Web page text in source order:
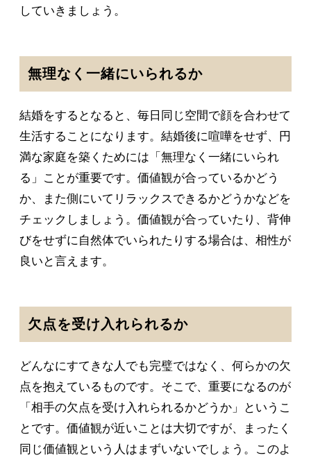
していきましょう。
無理なく一緒にいられるか
結婚をするとなると、毎日同じ空間で顔を合わせて
生活することになります。結婚後に喧嘩をせず、円
満な家庭を築くためには「無理なく一緒にいられ
る」ことが重要です。価値観が合っているかどう
か、また側にいてリラックスできるかどうかなどを
チェックしましょう。価値観が合っていたり、背伸
びをせずに自然体でいられたりする場合は、相性が
良いと言えます。
欠点を受け入れられるか
どんなにすてきな人でも完璧ではなく、何らかの欠
点を抱えているものです。そこで、重要になるのが
「相手の欠点を受け入れられるかどうか」というこ
とです。価値観が近いことは大切ですが、まったく
同じ価値観という人はまずいないでしょう。このよ